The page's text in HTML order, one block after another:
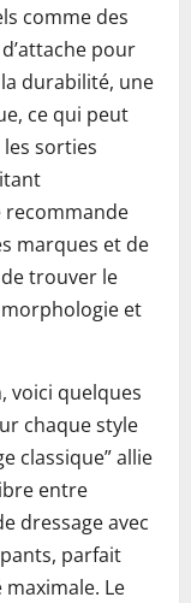
comme des
pour
durabilité, une
ce qui peut
sorties
marques et de
trouver le
et
voici quelques
chaque style
classique” allie
entre
dressage avec
parfait
Le